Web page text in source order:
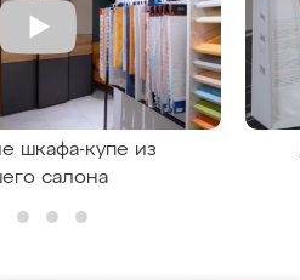
шкафа-купе из
салона